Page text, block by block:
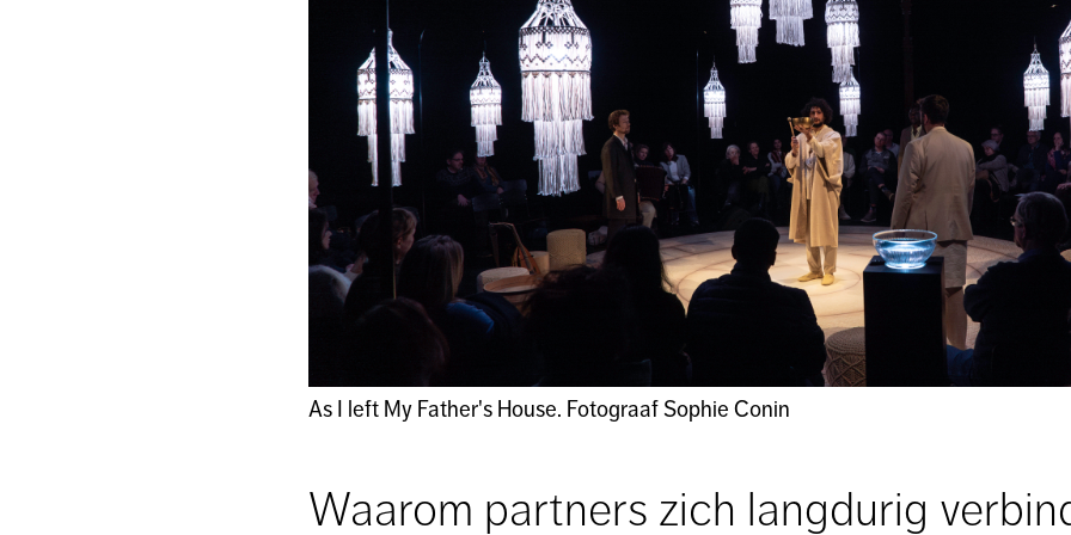
As I left My Father's House. Fotograaf Sophie Conin
Waarom partners zich langdurig